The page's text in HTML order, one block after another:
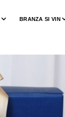
BRANZA SI VIN